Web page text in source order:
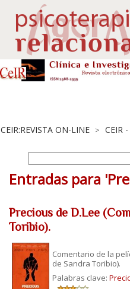
CEIR:REVISTA ON-LINE > CEIR
Entradas para
Precious de D.Lee
Toribio).
Comentario de la
de Sandra Toribio).
Palabras clave: